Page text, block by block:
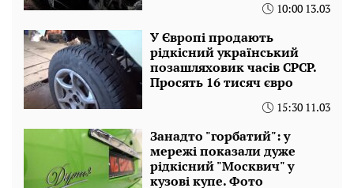
10:00 13.03
У Європі продають
рідкісний український
позашляховик часів СРСР.
Просять 16 тисяч євро
15:30 11.03
Занадто "горбатий": у
мережі показали дуже
рідкісний "Москвич" у
кузові купе. Фото